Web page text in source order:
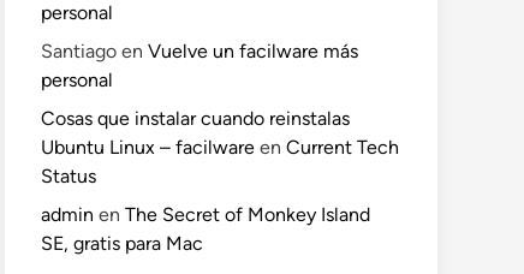
personal
Santiago en Vuelve un facilware más
personal
Cosas que instalar cuando reinstalas
Ubuntu Linux – facilware en Current Tech
Status
admin en The Secret of Monkey Island
SE, gratis para Mac